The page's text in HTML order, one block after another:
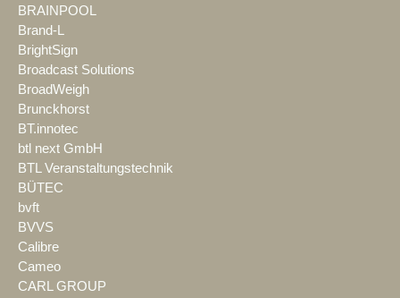
BRAINPOOL
Brand-L
BrightSign
Broadcast Solutions
BroadWeigh
Brunckhorst
BT.innotec
btl next GmbH
BTL Veranstaltungstechnik
BÜTEC
bvft
BVVS
Calibre
Cameo
CARL GROUP